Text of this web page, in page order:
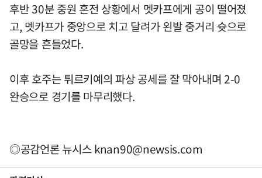
후반 30분 중원 혼전 상황에서 멧카프에게 공이 떨어졌
고, 멧카프가 중앙으로 치고 달려가 왼발 중거리 슛으로
골망을 흔들었다.
이후 호주는 튀르키예의 파상 공세를 잘 막아내며 2-0
완승으로 경기를 마무리했다.
◎공감언론 뉴시스knan90@newsis.com